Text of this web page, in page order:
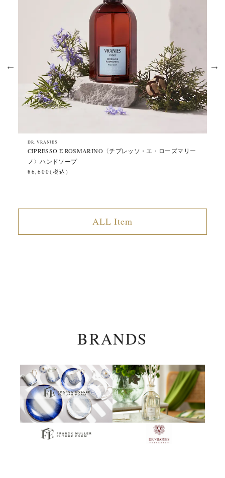
DR. VRANJES
CIPRESSO E ROSMARINO〈チプレッソ・エ・ローズマリー
ノ〉ハンドソープ
¥6,600(税込)
ALL Item
BRANDS